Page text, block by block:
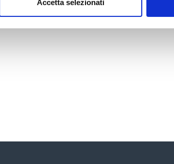
Accetta selezionati